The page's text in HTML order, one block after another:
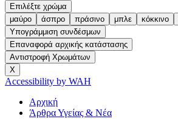
Επιλέξτε χρώμα
μαύρο
άσπρο πράσινο μπλε κόκκινο
Υπογράμμιση συνδέσμων
Επαναφορά αρχικής κατάστασης
Αντιστροφή Χρωμάτων
X
Accessibility by WAH
Αρχική
Άρθρα Υγείας & Νέα